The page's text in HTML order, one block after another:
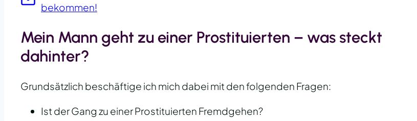
bekommen!
Mein Mann geht zu einer Prostituierten – was steckt
dahinter?
Grundsätzlich beschäftige ich mich dabei mit den folgenden Fragen:
Ist der Gang zu einer Prostituierten Fremdgehen?